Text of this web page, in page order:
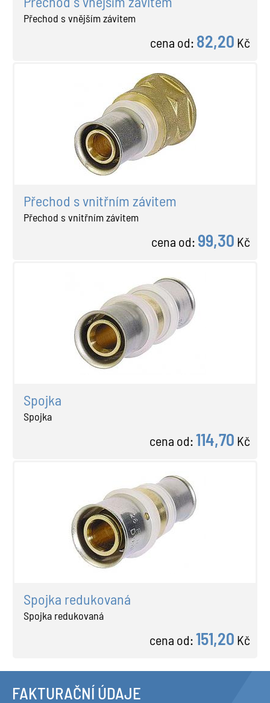
Přechod s vnějším závitem
cena od: 82,20 Kč
Přechod s vnitřním závitem
Přechod s vnitřním závitem
cena od:99,30 Kč
Spojka
Spojka
cena od:114,70 Kč
Spojka redukovaná
Spojka redukovaná
cena od:151,20 Kč
FAKTURAČNÍ ÚDAJE